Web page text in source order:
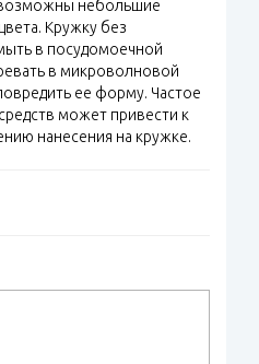
небольшие
Кружку без
в посудомоечной
в микроволновой
ее форму. Частое
может привести к
нанесения на кружке.